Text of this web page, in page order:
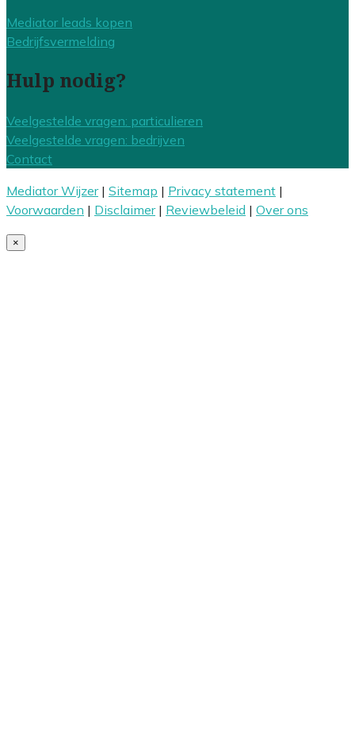
Mediator leads kopen
Bedrijfsvermelding
Hulp nodig?
Veelgestelde vragen: particulieren
Veelgestelde vragen: bedrijven
Contact
Mediator Wijzer| Sitemap | Privacy statement |
Voorwaarden | Disclaimer| Reviewbeleid | Over ons
×